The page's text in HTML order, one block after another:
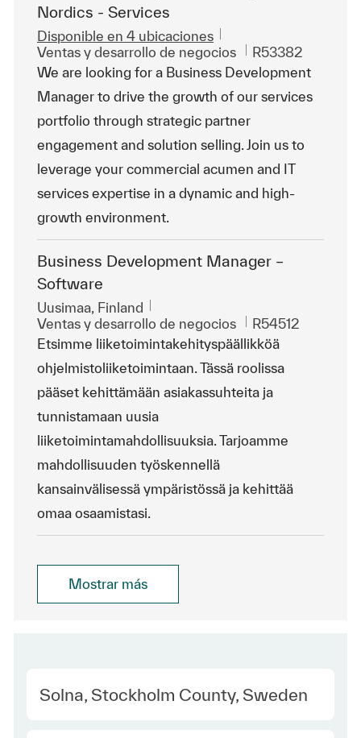
Nordics - Services
Disponible en 4 ubicaciones
Categoría
Ventas y desarrollo de negocios Id. de trabajo
R53382
We are looking for a Business Development
Manager to drive the growth of our services
portfolio through strategic partner
engagement and solution selling. Join us to
leverage your commercial acumen and IT
services expertise in a dynamic and high-
growth environment.
Business Development Manager –
Software
Ubicación
Uusimaa, Finland
Categoría
Ventas y desarrollo de negocios Id. de trabajo
R54512
Etsimme liiketoimintakehityspäällikköä
ohjelmistoliiketoimintaan. Tässä roolissa
pääset kehittämään asiakassuhteita ja
tunnistamaan uusia
liiketoimintamahdollisuuksia. Tarjoamme
mahdollisuuden työskennellä
kansainvälisessä ympäristössä ja kehittää
omaa osaamistasi.
Mostrar más
Location
Solna, Stockholm County, Sweden